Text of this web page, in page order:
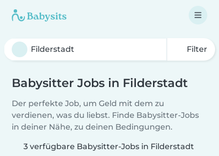
Filter
Babysitter Jobs in Filderstadt
Der perfekte Job, um Geld mit dem zu
verdienen, was du liebst. Finde Babysitter-Jobs
in deiner Nähe, zu deinen Bedingungen.
3 verfügbare Babysitter-Jobs in Filderstadt